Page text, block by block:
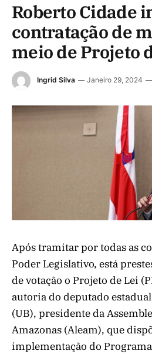
Roberto Cidade
contratação de
meio de Projeto
Ingrid Silva Janeiro 29, 2024
Após tramitar por todas as
Poder Legislativo, está
de votação o Projeto de Lei
autoria do deputado
(UB), presidente da
Amazonas (Aleam), que
implementação do